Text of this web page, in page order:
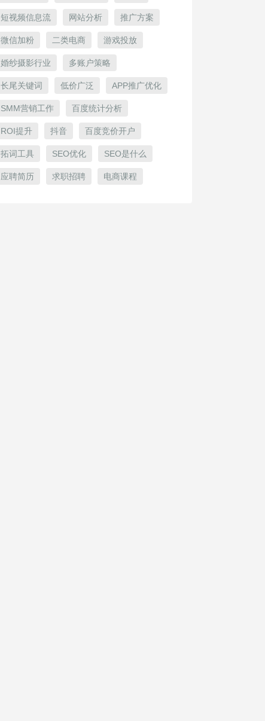
短视频信息流 网站分析 推广方案
微信加粉 二类电商 游戏投放
婚纱摄影行业 多账户策略
长尾关键词 低价广泛 APP推广优化
SMM营销工作 百度统计分析
ROI提升 抖音 百度竞价开户
拓词工具 SEO优化 SEO是什么
应聘简历 求职招聘 电商课程